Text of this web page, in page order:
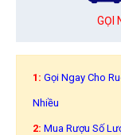
GỌI
1: Gọi Ngay Cho
Nhiều
2: Mua Rượu Số